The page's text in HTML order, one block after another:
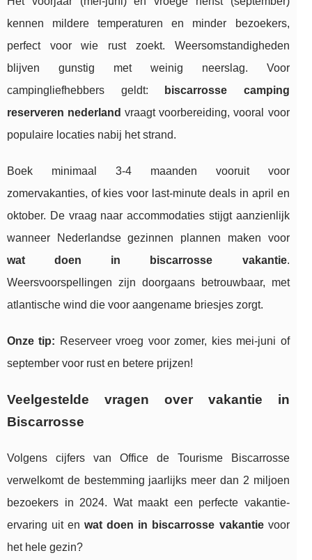
kennen mildere temperaturen en minder bezoekers,
perfect voor wie rust zoekt. Weersomstandigheden
blijven gunstig met weinig neerslag. Voor
campingliefhebbers geldt:
biscarrosse camping
reserveren nederland vraagt voorbereiding, vooral voor
populaire locaties nabij het strand.
Boek minimaal 3-4 maanden vooruit voor
zomervakanties, of kies voor last-minute deals in april en
oktober. De vraag naar accommodaties stijgt aanzienlijk
wanneer Nederlandse gezinnen plannen maken voor
wat doen in biscarrosse vakantie.
Weersvoorspellingen zijn doorgaans betrouwbaar, met
atlantische wind die voor aangename briesjes zorgt.
Onze tip: Reserveer vroeg voor zomer, kies mei-juni of
september voor rust en betere prijzen!
Veelgestelde vragen over vakantie in
Biscarrosse
Volgens cijfers van Office de Tourisme Biscarrosse
verwelkomt de bestemming jaarlijks meer dan 2 miljoen
bezoekers in 2024. Wat maakt een perfecte vakantie-
ervaring uit enwat doen in biscarrosse vakantievoor
het hele gezin?